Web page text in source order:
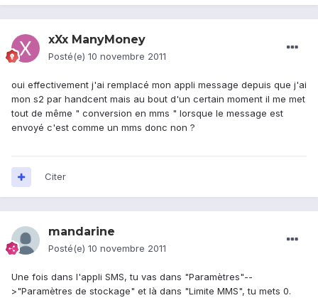
xXx ManyMoney
Posté(e) 10 novembre 2011
oui effectivement j'ai remplacé mon appli message depuis que j'ai
mon s2 par handcent mais au bout d'un certain moment il me met
tout de même " conversion en mms " lorsque le message est
envoyé c'est comme un mms donc non ?
Citer
mandarine
Posté(e) 10 novembre 2011
Une fois dans l'appli SMS, tu vas dans "Paramètres"--
>"Paramètres de stockage" et là dans "Limite MMS", tu mets 0.